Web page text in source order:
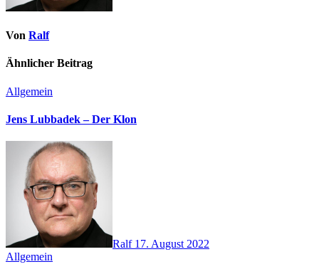
Von Ralf
Ähnlicher Beitrag
Allgemein
Jens Lubbadek – Der Klon
Ralf 17. August 2022
Allgemein